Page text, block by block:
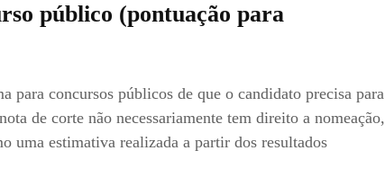
público (pontuação para
para concursos públicos de que o candidato precisa para
de corte não necessariamente tem direito a nomeação,
uma estimativa realizada a partir dos resultados